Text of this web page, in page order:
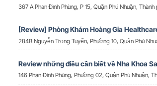
367 A Phan Đình Phùng, P 15, Quận Phú Nhuận,
[Review] Phòng Khám Hoàng Gia
284B Nguyễn Trọng Tuyển, Phường 10, Quận Phú
Review những điều cần biết về Nha Khoa
146 Phan Đình Phùng, Phường 02, Quận Phú Nhuận,